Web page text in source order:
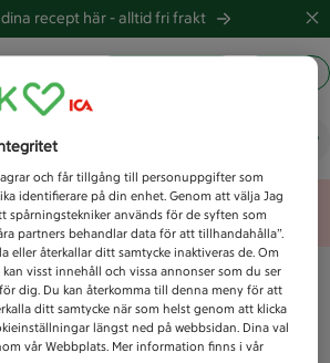
recept här -alltid fri frakt
efter idag?
Unknown error
och får tillgång till personuppgifter som
identifierare på din enhet. Genom att välja Jag
spårningstekniker används för de syften som
partners behandlar data för att tillhandahålla”.
eller återkallar ditt samtycke inaktiveras de. Om
visst innehåll och vissa annonser som du ser
dig. Du kan återkomma till denna meny för att
ditt samtycke när som helst genom att klicka
längst ned på webbsidan. Dina val
vår Webbplats. Mer information finns i vår